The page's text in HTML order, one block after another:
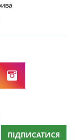
ПІДПИСАТИСЯ